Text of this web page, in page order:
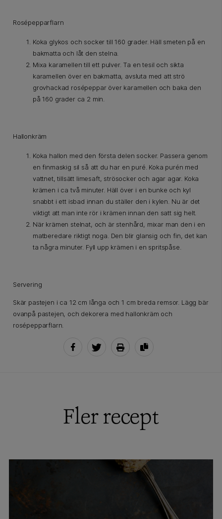
Rosépepparflarn
Koka glykos och socker till 160 grader. Häll smeten på en
bakmatta och låt den stelna.
Mixa karamellen till ett pulver. Ta en tesil och sikta
karamellen över en bakmatta, avsluta med att strö
grovhackad rosépeppar över karamellen och baka den
på 160 grader ca 2 min.
Hallonkräm
Koka hallon med den första delen socker. Passera genom
en finmaskig sil så att du har en puré. Koka purén med
vattnet, tillsätt limesaft, strösocker och agar agar. Koka
krämen i ca två minuter. Häll över i en bunke och kyl
snabbt i ett isbad innan du ställer den i kylen. Nu är det
viktigt att man inte rör i krämen innan den satt sig helt.
När krämen stelnat, och är stenhård, mixar man den i en
matberedare riktigt noga. Den blir glansig och fin, det kan
ta några minuter. Fyll upp krämen i en spritspåse.
Servering
Skär pastejen i ca 12 cm långa och 1 cm breda remsor. Lägg bär
ovanpå pastejen, och dekorera med hallonkräm och
rosépepparflarn.
Fler recept